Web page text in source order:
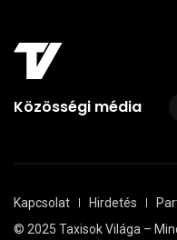
Közösségi média
Kapcsolat Hirdetés
© 2025 Taxisok Világa –